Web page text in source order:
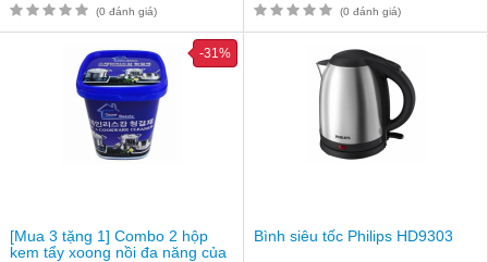
(0 đánh giá) (0 đánh giá)
[Mua 3 tặng 1] Combo 2 hộp
kem tẩy xoong nồi đa năng của
-31%
Bình siêu tốc Philips HD9303